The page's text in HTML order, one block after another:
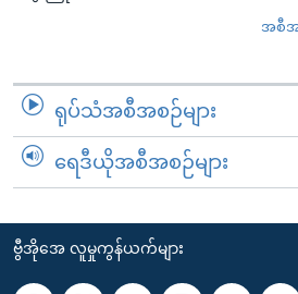
အစီအ
ရုပ်သံအစီအစဉ်များ
ရေဒီယိုအစီအစဉ်များ
ဗွီအိုအေ လူမှုကွန်ယက်များ